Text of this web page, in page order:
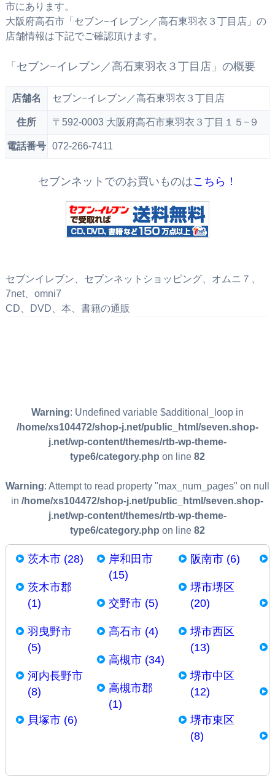
市にあります。
大阪府高石市「セブン−イレブン／高石東羽衣３丁目店」の
店舗情報は下記でご確認頂けます。
「セブン−イレブン／高石東羽衣３丁目店」の概要
店舗名 セブン−イレブン／高石東羽衣３丁目店
住所 〒592-0003 大阪府高石市東羽衣３丁目１５−９
電話番号 072-266-7411
セブンネットでのお買いものはこちら！
セブンイレブン、セブンネットショッピング、オムニ７、
7net、omni7
CD、DVD、本、書籍の通販
Warning: Undefined variable $additional_loop in
/home/xs104472/shop-j.net/public_html/seven.shop-
j.net/wp-content/themes/rtb-wp-theme-
type6/category.php on line 82
Warning: Attempt to read property "max_num_pages" on null
in/home/xs104472/shop-j.net/public_html/seven.shop-
j.net/wp-content/themes/rtb-wp-theme-
type6/category.php on line 82
茨木市 (28)
茨木市郡
(1)
羽曳野市
(5)
河内長野市
(8)
貝塚市 (6)
岸和田市
(15)
交野市 (5)
高石市 (4)
高槻市 (34)
高槻市郡
(1)
阪南市 (6)
堺市堺区
(20)
堺市西区
(13)
堺市中区
(12)
堺市東区
(8)